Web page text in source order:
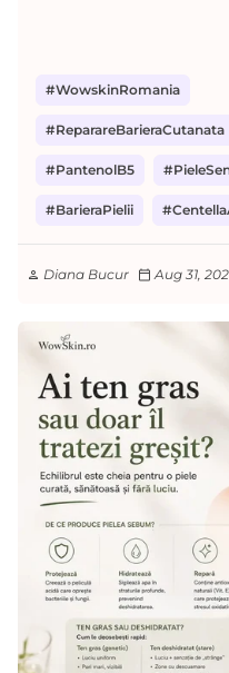
#BarieraPielii
#PantenolB5
#ReparareBarieraCutanata
#WowskinRomania
person Diana Bucur calendar_today Aug 31,